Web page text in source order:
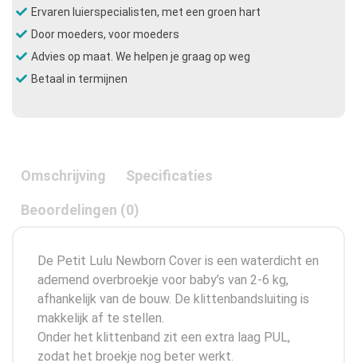
Ervaren luierspecialisten, met een groen hart
Door moeders, voor moeders
Advies op maat. We helpen je graag op weg
Betaal in termijnen
Omschrijving Specificaties
Beoordelingen (0)
De Petit Lulu Newborn Cover is een waterdicht en
ademend overbroekje voor baby’s van 2-6 kg,
afhankelijk van de bouw. De klittenbandsluiting is
makkelijk af te stellen.
Onder het klittenband zit een extra laag PUL,
zodat het broekje nog beter werkt.